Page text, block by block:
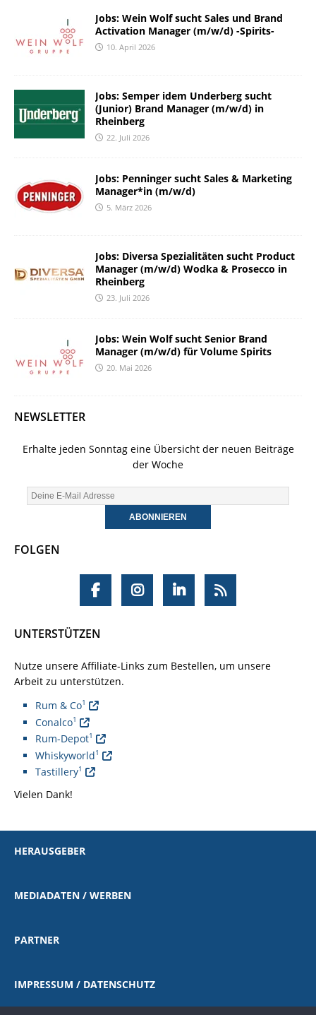
Jobs: Wein Wolf sucht Sales und Brand
Activation Manager (m/w/d) -Spirits-
10. April 2026
Jobs: Semper idem Underberg sucht
(Junior) Brand Manager (m/w/d) in
Rheinberg
22. Juli 2026
Jobs: Penninger sucht Sales & Marketing
Manager*in (m/w/d)
5. März 2026
Jobs: Diversa Spezialitäten sucht Product
Manager (m/w/d) Wodka & Prosecco in
Rheinberg
23. Juli 2026
Jobs: Wein Wolf sucht Senior Brand
Manager (m/w/d) für Volume Spirits
20. Mai 2026
NEWSLETTER
Erhalte jeden Sonntag eine Übersicht der neuen Beiträge
der Woche
FOLGEN
UNTERSTÜTZEN
Nutze unsere Affiliate-Links zum Bestellen, um unsere
Arbeit zu unterstützen.
Rum & Co1
Conalco1
Rum-Depot1
Whiskyworld1
Tastillery1
Vielen Dank!
HERAUSGEBER
MEDIADATEN / WERBEN
PARTNER
IMPRESSUM / DATENSCHUTZ